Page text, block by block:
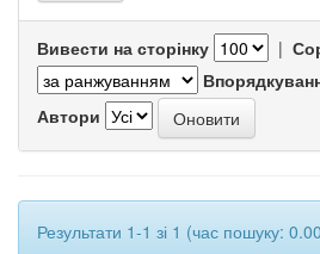
Вивести на сторінку |
Автори
Результати 1-1 зі 1 (час пошуку: